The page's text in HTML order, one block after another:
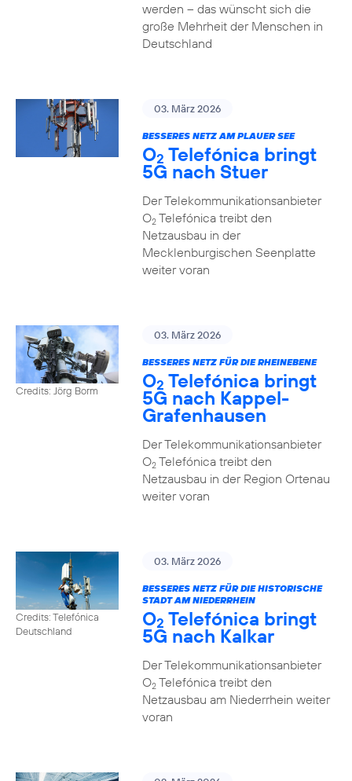
werden – das wünscht sich die
große Mehrheit der Menschen in
Deutschland
03. März 2026
BESSERES NETZ AM PLAUER SEE
O2 Telefónica bringt
5G nach Stuer
Der Telekommunikationsanbieter
O2Telefónica treibt den
Netzausbau in der
Mecklenburgischen Seenplatte
weiter voran
Credits: Jörg Borm
03. März 2026
BESSERES NETZ FÜR DIE RHEINEBENE
O2 Telefónica bringt
5G nach Kappel-
Grafenhausen
Der Telekommunikationsanbieter
O2Telefónica treibt den
Netzausbau in der Region Ortenau
weiter voran
Credits: Telefónica
Deutschland
03. März 2026
BESSERES NETZ FÜR DIE HISTORISCHE
STADT AM NIEDERRHEIN
O2 Telefónica bringt
5G nach Kalkar
Der Telekommunikationsanbieter
O2Telefónica treibt den
Netzausbau am Niederrhein weiter
voran